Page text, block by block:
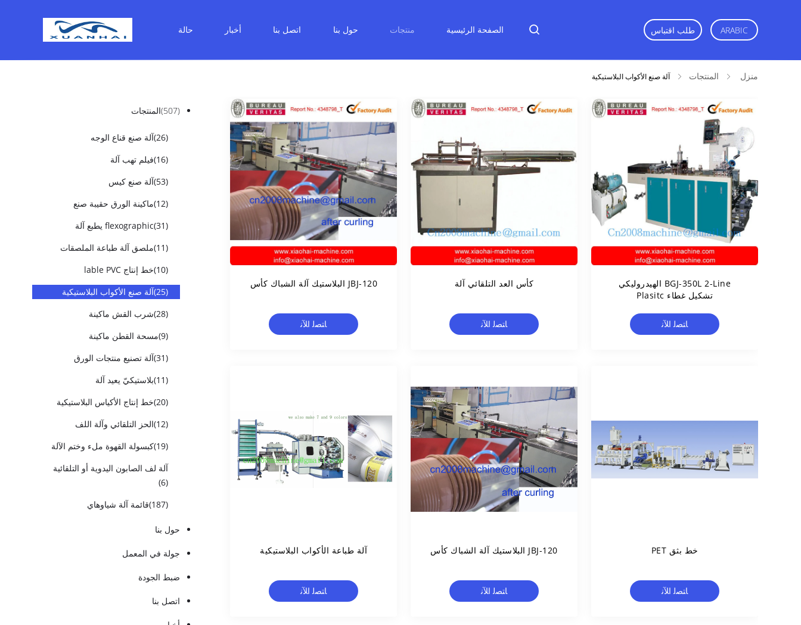
الصفحة الرئيسية منتجات حول بنا اتصل بنا أخبار حالة طلب اقتباس ARABIC
منزل المنتجات آلة صنع الأكواب البلاستيكية
المنتجات (507)
آلة صنع قناع الوجه
(26)
فيلم تهب آلة
(16)
آلة صنع كيس
(53)
ماكينة الورق حقيبة صنع
(12)
flexographic يطبع آلة
(31)
ملصق آلة طباعة الملصقات
(11)
خط إنتاج lable PVC
(10)
آلة صنع الأكواب البلاستيكية
(25)
شرب القش ماكينة
(28)
مسحة القطن ماكينة
(9)
آلة تصنيع منتجات الورق
(31)
بلاستيكيّ يعيد آلة
(11)
خط إنتاج الأكياس البلاستيكية
(20)
الحز التلقائي وآلة اللف
(12)
كبسولة القهوة ملء وختم الآلة
(19)
آلة لف الصابون اليدوية أو التلقائية
(6)
قائمة آلة شياوهاي
(187)
حول بنا
جولة في المعمل
ضبط الجودة
اتصل بنا
BGJ-350L 2-Line الهيدروليكي
تشكيل غطاء Plasitc
ﺎﺘﺼﻟ ﺍﻶﻧ
كأس العد التلقائي آلة
ﺎﺘﺼﻟ ﺍﻶﻧ
JBJ-120 البلاستيك آلة الشباك كأس
ﺎﺘﺼﻟ ﺍﻶﻧ
خط بثق PET
ﺎﺘﺼﻟ ﺍﻶﻧ
JBJ-120 البلاستيك آلة الشباك كأس
ﺎﺘﺼﻟ ﺍﻶﻧ
آلة طباعة الأكواب البلاستيكية
ﺎﺘﺼﻟ ﺍﻶﻧ